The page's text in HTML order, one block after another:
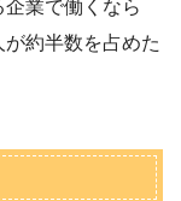
業で働くなら
約半数を占めた